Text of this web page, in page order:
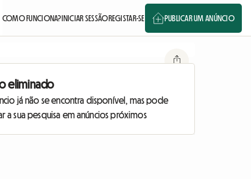
COMO FUNCIONA?INICIAR SESSÃOREGISTAR-SE PUBLICAR UM ANÚNCIO
eliminado
já não se encontra disponível, mas pode
a sua pesquisa em anúncios próximos